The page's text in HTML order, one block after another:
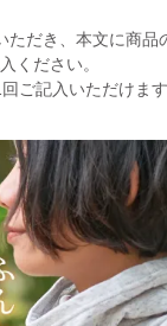
だき、本文に商品
ください。
ご記入いただけます